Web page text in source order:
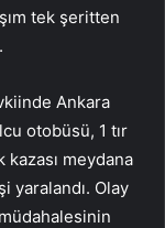
tek şeritten
Ankara
otobüsü, 1 tır
kazası meydana
yaralandı. Olay